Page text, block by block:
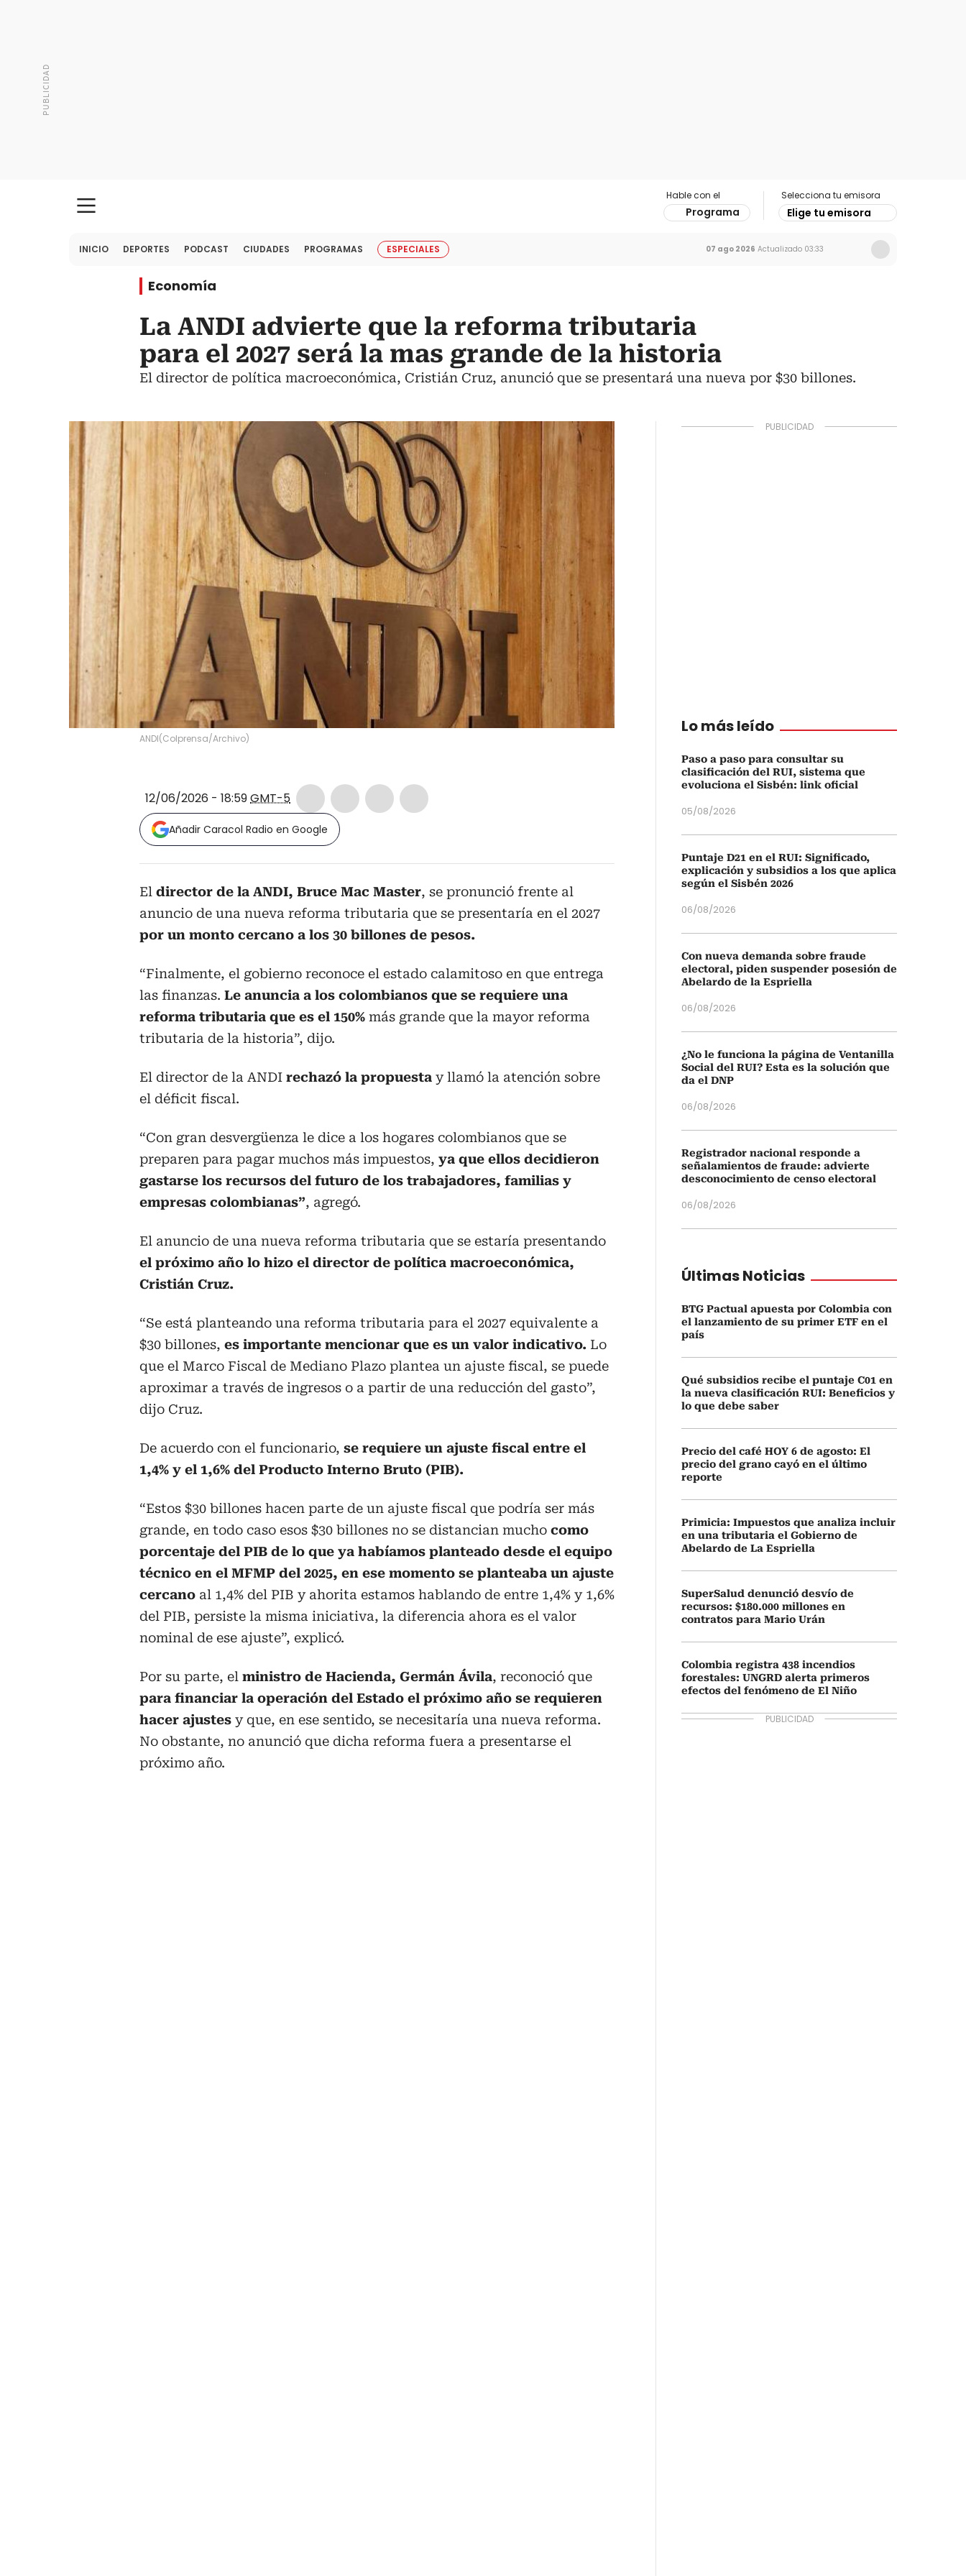
Hable con el
Programa
Selecciona tu emisora
Elige tu emisora
INICIO DEPORTES PODCAST CIUDADES PROGRAMAS ESPECIALES 07 ago 2026 Actualizado 03:33
Economía
La ANDI advierte que la reforma tributaria
para el 2027 será la mas grande de la historia
El director de política macroeconómica, Cristián Cruz, anunció que se presentará una nueva por $30 billones.
ANDI(Colprensa/Archivo)
12/06/2026 - 18:59GMT-5
Añadir Caracol Radio en Google
El director de la ANDI, Bruce Mac Master, se pronunció frente al
anuncio de una nueva reforma tributaria que se presentaría en el 2027
por un monto cercano a los 30 billones de pesos.
“Finalmente, el gobierno reconoce el estado calamitoso en que entrega
las finanzas. Le anuncia a los colombianos que se requiere una
reforma tributaria que es el 150% más grande que la mayor reforma
tributaria de la historia”, dijo.
El director de la ANDI rechazó la propuesta y llamó la atención sobre
el déficit fiscal.
“Con gran desvergüenza le dice a los hogares colombianos que se
preparen para pagar muchos más impuestos, ya que ellos decidieron
gastarse los recursos del futuro de los trabajadores, familias y
empresas colombianas”, agregó.
El anuncio de una nueva reforma tributaria que se estaría presentando
el próximo año lo hizo el director de política macroeconómica,
Cristián Cruz.
“Se está planteando una reforma tributaria para el 2027 equivalente a
$30 billones, es importante mencionar que es un valor indicativo. Lo
que el Marco Fiscal de Mediano Plazo plantea un ajuste fiscal, se puede
aproximar a través de ingresos o a partir de una reducción del gasto”,
dijo Cruz.
De acuerdo con el funcionario, se requiere un ajuste fiscal entre el
1,4% y el 1,6% del Producto Interno Bruto (PIB).
“Estos $30 billones hacen parte de un ajuste fiscal que podría ser más
grande, en todo caso esos $30 billones no se distancian mucho como
porcentaje del PIB de lo que ya habíamos planteado desde el equipo
técnico en el MFMP del 2025, en ese momento se planteaba un ajuste
cercano al 1,4% del PIB y ahorita estamos hablando de entre 1,4% y 1,6%
del PIB, persiste la misma iniciativa, la diferencia ahora es el valor
nominal de ese ajuste”, explicó.
Por su parte, el ministro de Hacienda, Germán Ávila, reconoció que
para financiar la operación del Estado el próximo año se requieren
hacer ajustes y que, en ese sentido, se necesitaría una nueva reforma.
No obstante, no anunció que dicha reforma fuera a presentarse el
próximo año.
Lo más leído
Paso a paso para consultar su
clasificación del RUI, sistema que
evoluciona el Sisbén: link oficial
05/08/2026
Puntaje D21 en el RUI: Significado,
explicación y subsidios a los que aplica
según el Sisbén 2026
06/08/2026
Con nueva demanda sobre fraude
electoral, piden suspender posesión de
Abelardo de la Espriella
06/08/2026
¿No le funciona la página de Ventanilla
Social del RUI? Esta es la solución que
da el DNP
06/08/2026
Registrador nacional responde a
señalamientos de fraude: advierte
desconocimiento de censo electoral
06/08/2026
Últimas Noticias
BTG Pactual apuesta por Colombia con
el lanzamiento de su primer ETF en el
país
Qué subsidios recibe el puntaje C01 en
la nueva clasificación RUI: Beneficios y
lo que debe saber
Precio del café HOY 6 de agosto: El
precio del grano cayó en el último
reporte
Primicia: Impuestos que analiza incluir
en una tributaria el Gobierno de
Abelardo de La Espriella
SuperSalud denunció desvío de
recursos: $180.000 millones en
contratos para Mario Urán
Colombia registra 438 incendios
forestales: UNGRD alerta primeros
efectos del fenómeno de El Niño